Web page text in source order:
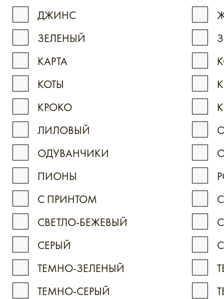
ДЖИНС
ЗЕЛЕНЫЙ
КАРТА
КОТЫ
КРОКО
ЛИЛОВЫЙ
ОДУВАНЧИКИ
ПИОНЫ
С ПРИНТОМ
СВЕТЛО-БЕЖЕВЫЙ
СЕРЫЙ
ТЕМНО-ЗЕЛЕНЫЙ
ТЕМНО-СЕРЫЙ